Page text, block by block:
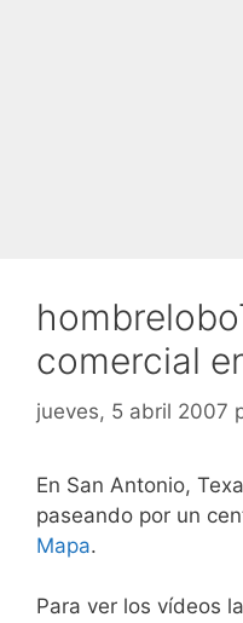
comercial
jueves, 5 abril 2007
En San Antonio,
paseando por un
Mapa.
Para ver los vídeos